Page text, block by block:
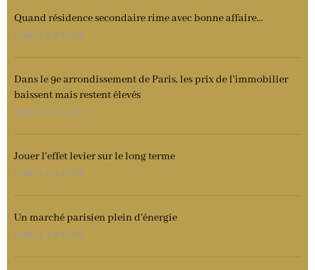
Quand résidence secondaire rime avec bonne affaire...
LIRE LA SUITE
Dans le 9e arrondissement de Paris, les prix de l'immobilier
baissent mais restent élevés
LIRE LA SUITE
Jouer l'effet levier sur le long terme
LIRE LA SUITE
Un marché parisien plein d'énergie
LIRE LA SUITE